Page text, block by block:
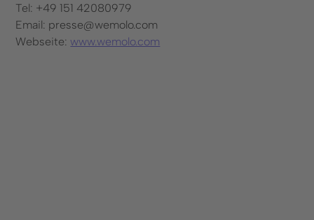
Tel: +49 151 42080979
Email: presse@wemolo.com
Webseite: www.wemolo.com